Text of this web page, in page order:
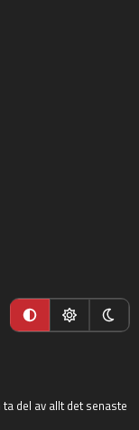
del av allt det senaste